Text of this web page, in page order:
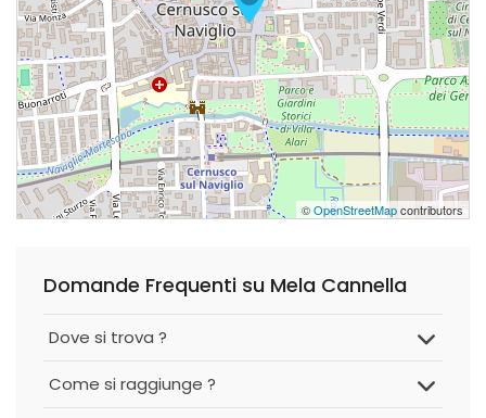
©OpenStreetMapcontributors
Domande Frequenti su Mela Cannella
Dove si trova ?
Come si raggiunge ?